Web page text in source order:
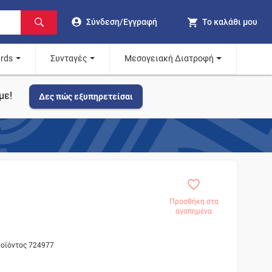
Σύνδεση/Εγγραφή Το καλάθι μου
Συνταγές Μεσογειακή Διατροφή
Δες πώς εξυπηρετείσαι
Προσθήκη στα
αγαπημένα
724977